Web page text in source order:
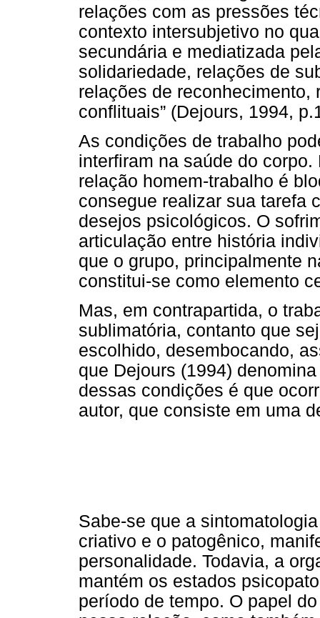
relações com as pressões
contexto intersubjetivo no
secundária e mediatizada
solidariedade, relações de
relações de reconhecimento,
conflituais” (Dejours, 1994,
As condições de trabalho
interfiram na saúde do
relação homem-trabalho é
consegue realizar sua tarefa
desejos psicológicos. O
articulação entre história
que o grupo, principalmente
constitui-se como elemento
Mas, em contrapartida, o
sublimatória, contanto que
escolhido, desembocando,
que Dejours (1994)
dessas condições é que
autor, que consiste em uma
Sabe-se que a
criativo e o patogênico,
personalidade. Todavia, a
mantém os estados
período de tempo. O papel